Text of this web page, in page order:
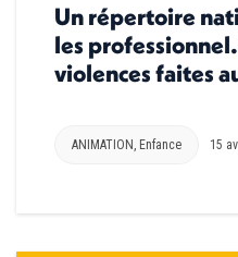
Un répertoire
les
violences faites
ANIMATION , Enfance 15